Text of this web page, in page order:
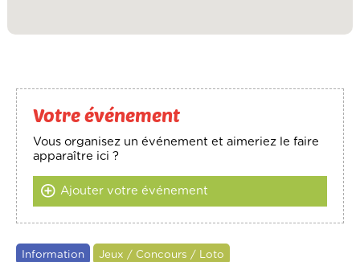
Votre événement
Vous organisez un événement et aimeriez le faire
apparaître ici ?
Ajouter votre événement
Information Jeux / Concours / Loto